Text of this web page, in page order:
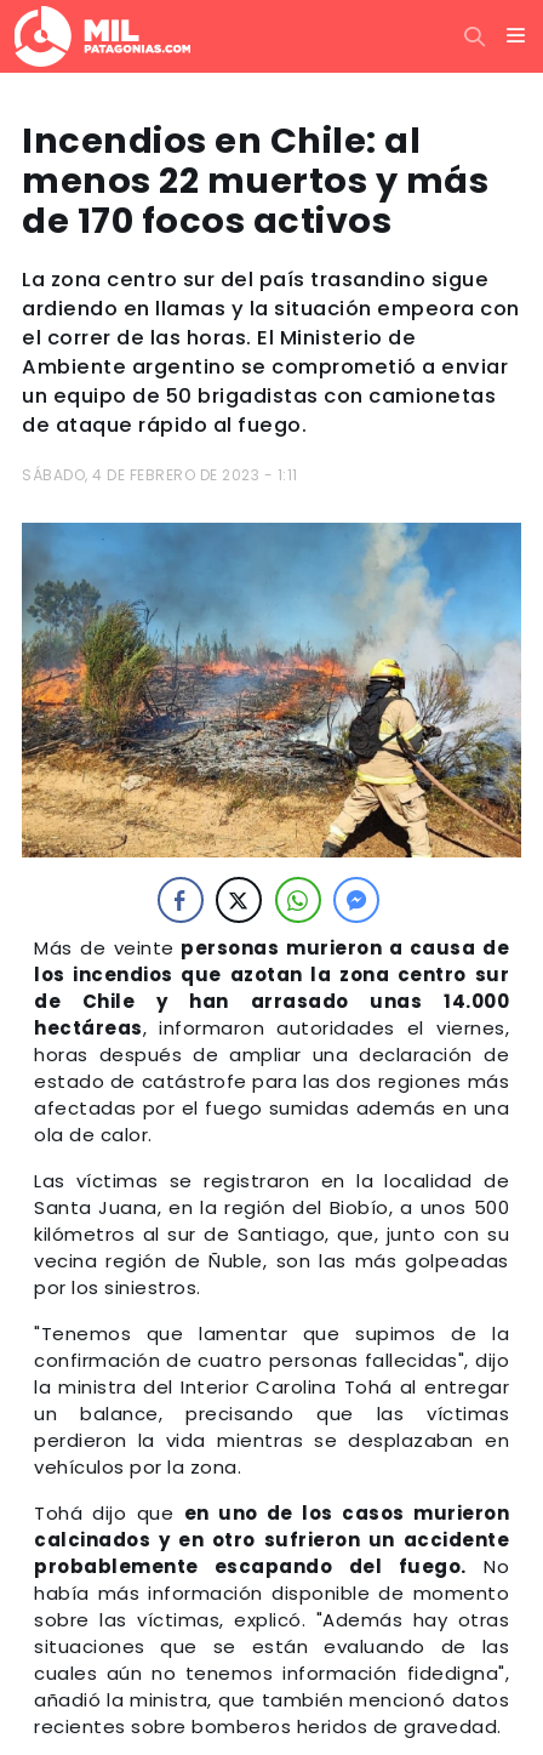
Incendios en Chile: al
menos 22 muertos y más
de 170 focos activos
La zona centro sur del país trasandino sigue
ardiendo en llamas y la situación empeora con
el correr de las horas. El Ministerio de
Ambiente argentino se comprometió a enviar
un equipo de 50 brigadistas con camionetas
de ataque rápido al fuego.
SÁBADO, 4 DE FEBRERO DE 2023 - 1:11
Más de veinte personas murieron a causa de
los incendios que azotan la zona centro sur
de Chile y han arrasado unas 14.000
hectáreas, informaron autoridades el viernes,
horas después de ampliar una declaración de
estado de catástrofe para las dos regiones más
afectadas por el fuego sumidas además en una
ola de calor.
Las víctimas se registraron en la localidad de
Santa Juana, en la región del Biobío, a unos 500
kilómetros al sur de Santiago, que, junto con su
vecina región de Ñuble, son las más golpeadas
por los siniestros.
"Tenemos que lamentar que supimos de la
confirmación de cuatro personas fallecidas", dijo
la ministra del Interior Carolina Tohá al entregar
un balance, precisando que las víctimas
perdieron la vida mientras se desplazaban en
vehículos por la zona.
Tohá dijo que en uno de los casos murieron
calcinados y en otro sufrieron un accidente
probablemente escapando del fuego. No
había más información disponible de momento
sobre las víctimas, explicó. "Además hay otras
situaciones que se están evaluando de las
cuales aún no tenemos información fidedigna",
añadió la ministra, que también mencionó datos
recientes sobre bomberos heridos de gravedad.